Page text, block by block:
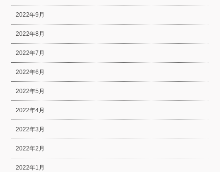
2022年9月
2022年8月
2022年7月
2022年6月
2022年5月
2022年4月
2022年3月
2022年2月
2022年1月